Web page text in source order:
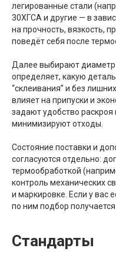
легированные стали
30ХГСА и другие — в
на прочность, вязкость,
поведёт себя после
Далее выбирают
определяет, какую
“склеивания” и без
влияет на припуски и
задают удобство раскроя
минимизируют отходы.
Состояние поставки и
согласуются отдельно:
термообработкой
контроль механических
и маркировке. Если у вас
по ним подбор
Стандарты